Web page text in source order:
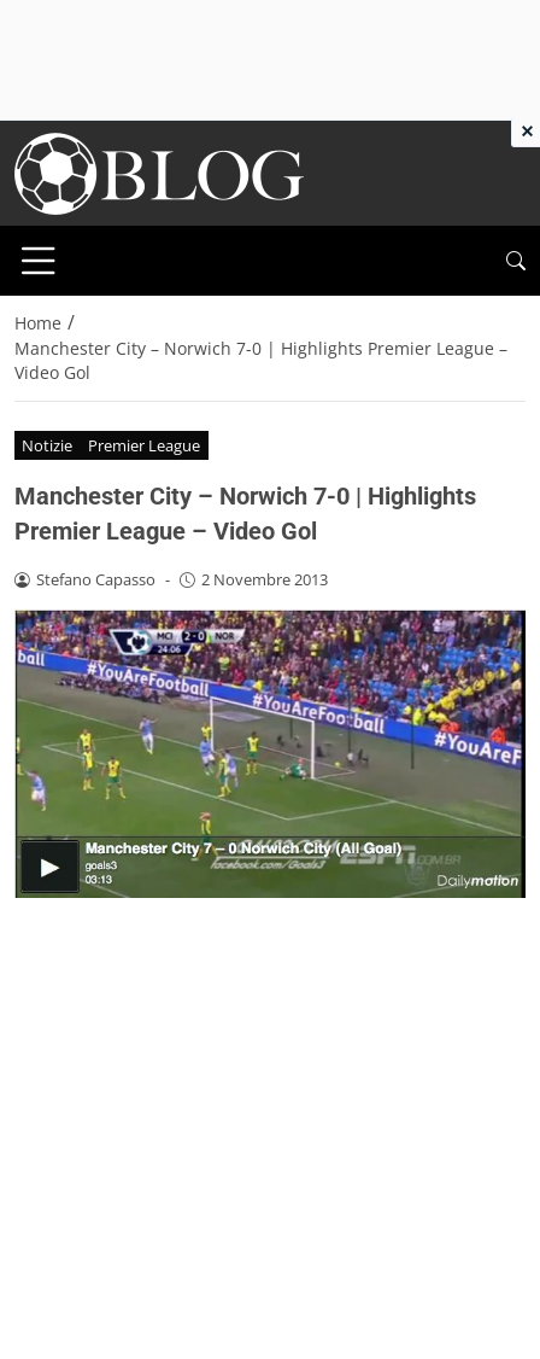
Home /
Manchester City – Norwich 7-0 | Highlights Premier League –
Video Gol
Notizie Premier League
Manchester City – Norwich 7-0 | Highlights
Premier League – Video Gol
Stefano Capasso - 2 Novembre 2013
×